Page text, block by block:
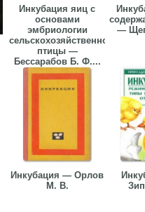
Инкубация яиц с
основами
эмбриологии
сельскохозяйственной
птицы —
Бессарабов Б. Ф....
—
Инкубация — Орлов
М. В.